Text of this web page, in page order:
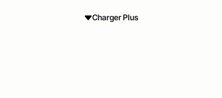
Charger Plus